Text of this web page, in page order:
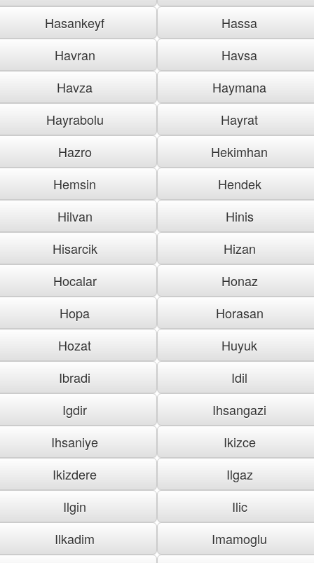
Hasankeyf
Hassa
Havran
Havsa
Havza
Haymana
Hayrabolu
Hayrat
Hazro
Hekimhan
Hemsin
Hendek
Hilvan
Hinis
Hisarcik
Hizan
Hocalar
Honaz
Hopa
Horasan
Hozat
Huyuk
Ibradi
Idil
Igdir
Ihsangazi
Ihsaniye
Ikizce
Ikizdere
Ilgaz
Ilgin
Ilic
Ilkadim
Imamoglu